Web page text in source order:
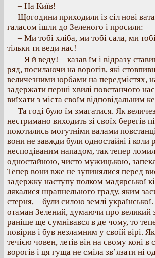
– На Київ!
Щогодини приходили із сіл нові
галасом ішли до Зеленого і просили:
– Ми тобі хліба, ми тобі сала, ми
тільки ти веди нас!
– Я й веду! – казав їм і відразу
ряд, посилаючи на ворогів, які
величезними юрбами на передмістях,
задержати перші хвилі повстанчого
виїхати з міста своїм відповідальним
Та годі було їм змагатися. Як
нестримано виходить зі своїх берегів
покотились могутніми валами
вони не завжди були одностайні і коли
несподіваним нападом, так тепер
одностайною, чисто мужицькою,
Тепер вони вже не зупинялися перед
задержку наступу полком мадярської
лякалися шрапнельного граду, яким
стерня, – були силою землі
отаман Зелений, думаючи про великий
раніше ще сумнівався в де чому, то
повірив і був незламним у своїй вірі.
течією човен, летів він на свому коні
ворогів і ця гуща не сміла зв’язати ні